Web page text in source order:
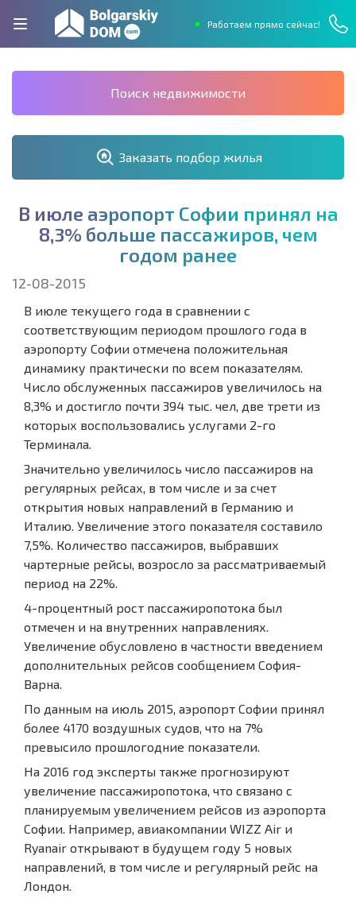
Работаем прямо сейчас!
Поиск недвижимости
Заказать подбор жилья
В июле аэропорт Софии принял на
8,3% больше пассажиров, чем
годом ранее
12-08-2015
В июле текущего года в сравнении с
соответствующим периодом прошлого года в
аэропорту Софии отмечена положительная
динамику практически по всем показателям.
Число обслуженных пассажиров увеличилось на
8,3% и достигло почти 394 тыс. чел, две трети из
которых воспользовались услугами 2-го
Терминала.
Значительно увеличилось число пассажиров на
регулярных рейсах, в том числе и за счет
открытия новых направлений в Германию и
Италию. Увеличение этого показателя составило
7,5%. Количество пассажиров, выбравших
чартерные рейсы, возросло за рассматриваемый
период на 22%.
4-процентный рост пассажиропотока был
отмечен и на внутренних направлениях.
Увеличение обусловлено в частности введением
дополнительных рейсов сообщением София-
Варна.
По данным на июль 2015, аэропорт Софии принял
более 4170 воздушных судов, что на 7%
превысило прошлогодние показатели.
На 2016 год эксперты также прогнозируют
увеличение пассажиропотока, что связано с
планируемым увеличением рейсов из аэропорта
Софии. Например, авиакомпании WIZZ Air и
Ryanair открывают в будущем году 5 новых
направлений, в том числе и регулярный рейс на
Лондон.